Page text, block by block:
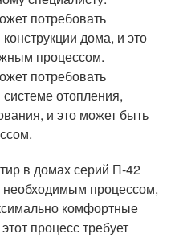
потребовать
дома, и это
процессом.
потребовать
отопления,
и это может быть
в домах серий П-42
процессом,
комфортные
процесс требует